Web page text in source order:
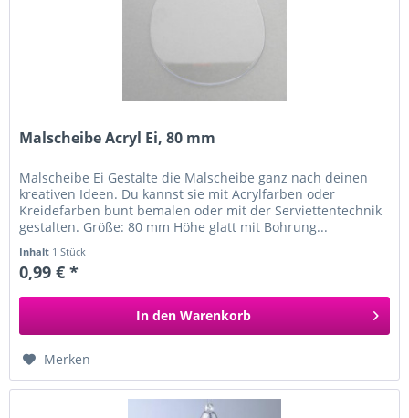
Malscheibe Acryl Ei, 80 mm
Malscheibe Ei Gestalte die Malscheibe ganz nach deinen
kreativen Ideen. Du kannst sie mit Acrylfarben oder
Kreidefarben bunt bemalen oder mit der Serviettentechnik
gestalten. Größe: 80 mm Höhe glatt mit Bohrung...
Inhalt 1 Stück
0,99 € *
In den Warenkorb
Merken